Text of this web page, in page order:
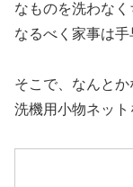
なものを洗わなく
なるべく家事は手
そこで、なんと
洗機用小物ネット